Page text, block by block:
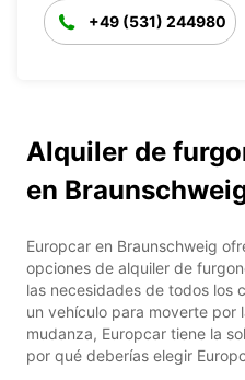
+49 (531) 244980
Alquiler de
en
Europcar en Braunschweig
opciones de alquiler de
las necesidades de todos los
un vehículo para moverte por
mudanza, Europcar tiene la
por qué deberías elegir